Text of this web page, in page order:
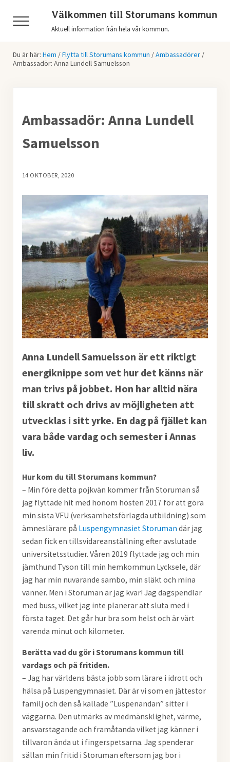
Menu
Välkommen till Storumans kommun
Aktuell information från hela vår kommun.
Du är här: Hem /Flytta till Storumans kommun /Ambassadörer /
Ambassadör: Anna Lundell Samuelsson
Ambassadör: Anna Lundell
Samuelsson
14 OKTOBER, 2020
Anna Lundell Samuelsson är ett riktigt
energiknippe som vet hur det känns när
man trivs på jobbet. Hon har alltid nära
till skratt och drivs av möjligheten att
utvecklas i sitt yrke. En dag på fjället kan
vara både vardag och semester i Annas
liv.
Hur kom du till Storumans kommun?
– Min före detta pojkvän kommer från Storuman så
jag flyttade hit med honom hösten 2017 för att göra
min sista VFU (verksamhetsförlagda utbildning) som
ämneslärare på Luspengymnasiet Storuman där jag
sedan fick en tillsvidareanställning efter avslutade
universitetsstudier. Våren 2019 flyttade jag och min
jämthund Tyson till min hemkommun Lycksele, där
jag har min nuvarande sambo, min släkt och mina
vänner. Men i Storuman är jag kvar! Jag dagspendlar
med buss, vilket jag inte planerar att sluta med i
första taget. Det går hur bra som helst och är värt
varenda minut och kilometer.
Berätta vad du gör i Storumans kommun till
vardags och på fritiden.
– Jag har världens bästa jobb som lärare i idrott och
hälsa på Luspengymnasiet. Där är vi som en jättestor
familj och den så kallade ”Luspenandan” sitter i
väggarna. Den utmärks av medmänsklighet, värme,
ansvarstagande och framåtanda vilket jag känner i
tillvaron ända ut i fingerspetsarna. Jag spenderar
sällan min fritid i Storuman eftersom jag bor i